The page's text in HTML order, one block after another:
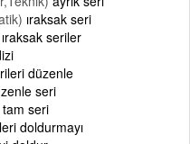
ıraksak seri
ıraksak seriler
düzenle
seri
tam seri
doldurmayı